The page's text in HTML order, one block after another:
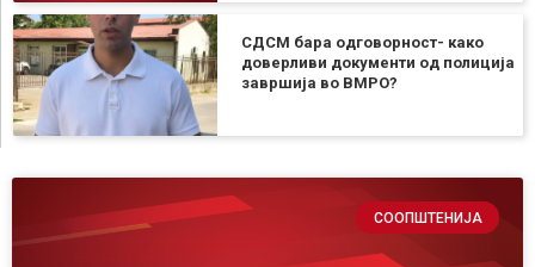
СДСМ бара одговорност- како
доверливи документи од полиција
завршија во ВМРО?
СООПШТЕНИЈА